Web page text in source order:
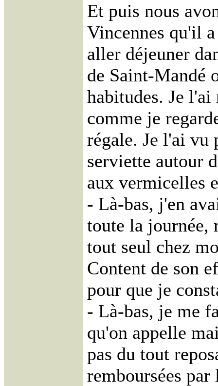
Et puis nous
Vincennes qu'il
aller déjeuner
de Saint-Mandé
habitudes. Je
comme je
régale. Je l'ai vu
serviette autour
aux vermicelles
- Là-bas, j'en
toute la journée,
tout seul chez
Content de son
pour que je
- Là-bas, je me
qu'on appelle
pas du tout
remboursées